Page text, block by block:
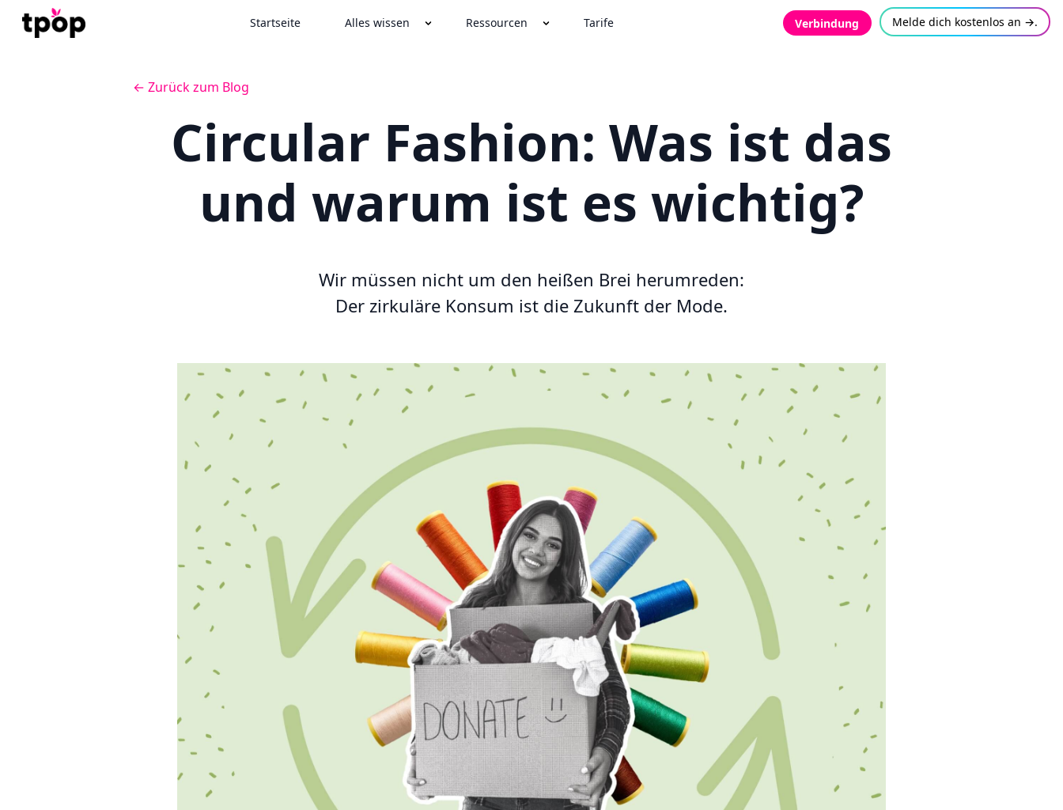
Startseite Alles wissen Ressourcen Tarife Verbindung Melde dich kostenlos an →.
← Zurück zum Blog
Circular Fashion: Was ist das
und warum ist es wichtig?
Wir müssen nicht um den heißen Brei herumreden:
Der zirkuläre Konsum ist die Zukunft der Mode.